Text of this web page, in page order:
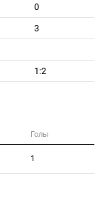
0
3
1:2
Голы
1